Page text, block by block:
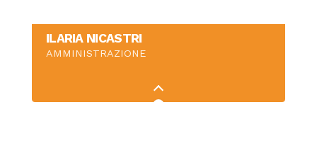
ILARIA NICASTRI
AMMINISTRAZIONE